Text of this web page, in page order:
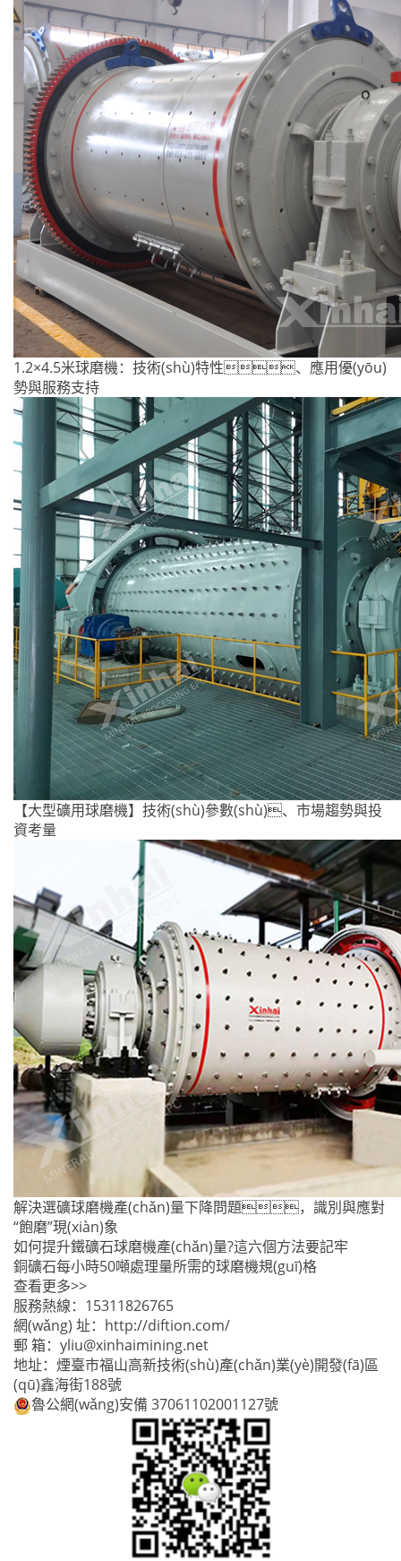
1.2×4.5米球磨機：技術(shù)特性、應用優(yōu)
勢與服務支持
【大型礦用球磨機】技術(shù)參數(shù)、市場趨勢與投
資考量
解決選礦球磨機產(chǎn)量下降問題，識別與應對
“飽磨”現(xiàn)象
如何提升鐵礦石球磨機產(chǎn)量?這六個方法要記牢
銅礦石每小時50噸處理量所需的球磨機規(guī)格
查看更多>>
服務熱線： 15311826765
網(wǎng) 址： http://diftion.com/
郵 箱： yliu@xinhaimining.net
地址：煙臺市福山高新技術(shù)產(chǎn)業(yè)開發(fā)區
(qū)鑫海街188號
魯公網(wǎng)安備 37061102001127號